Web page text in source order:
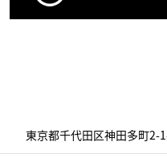
東京都千代田区神田多町2-